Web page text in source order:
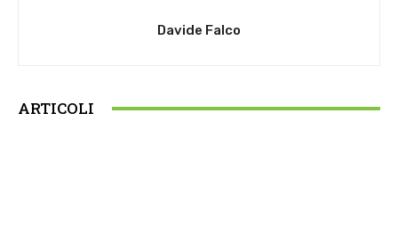
Davide Falco
ARTICOLI